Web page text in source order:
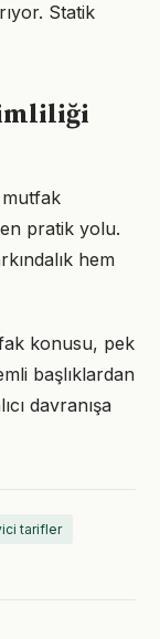
Statik
pratik yolu.
hem
konusu, pek
başlıklardan
davranışa
tarifler